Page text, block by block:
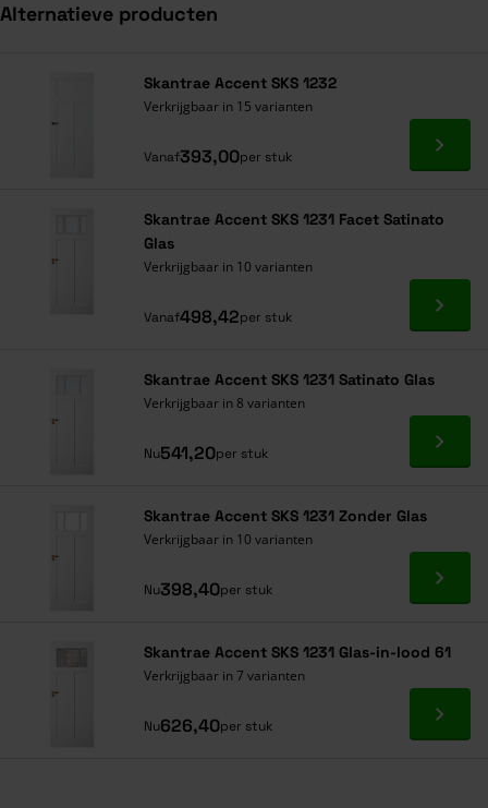
Alternatieve producten
Skantrae Accent SKS 1232
Verkrijgbaar in 15 varianten
Vanaf393,00per stuk Ga
Skantrae Accent SKS 1231 Facet Satinato
Glas
Verkrijgbaar in 10 varianten
Vanaf498,42per stuk Ga
Skantrae Accent SKS 1231 Satinato Glas
Verkrijgbaar in 8 varianten
Nu541,20per stuk Ga
Skantrae Accent SKS 1231 Zonder Glas
Verkrijgbaar in 10 varianten
Nu398,40per stuk Ga
Skantrae Accent SKS 1231 Glas-in-lood 61
Verkrijgbaar in 7 varianten
Nu626,40per stuk Ga